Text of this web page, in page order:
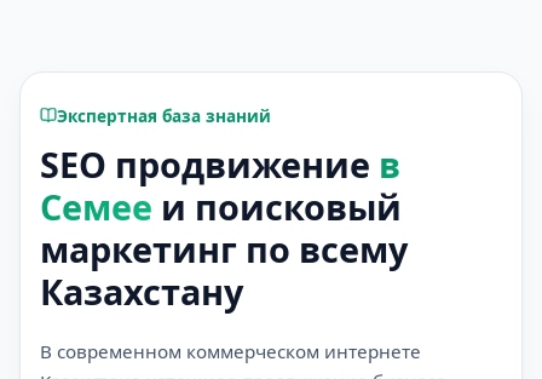
Экспертная база знаний
SEO продвижение в
Семее и поисковый
маркетинг по всему
Казахстану
В современном коммерческом интернете